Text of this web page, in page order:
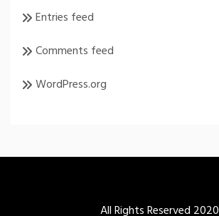
Entries feed
Comments feed
WordPress.org
All Rights Reserved 2020